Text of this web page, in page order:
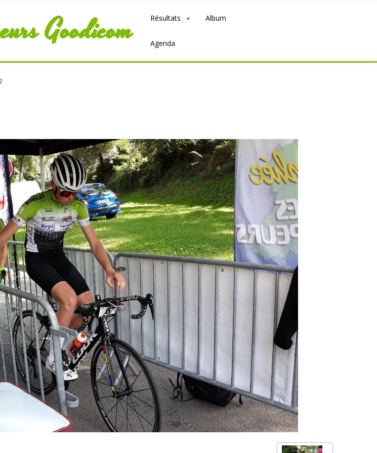
Goodicom Résultats Album
Agenda